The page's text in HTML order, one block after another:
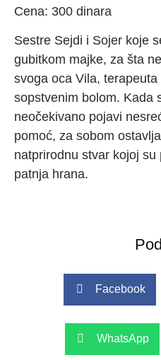
Cena: 300 dinara
Sestre Sejdi i Sojer koje
gubitkom majke, za šta
svoga oca Vila,
sopstvenim bolom. Kada
neočekivano pojavi
pomoć, za sobom
natprirodnu stvar kojoj
patnja hrana.
Facebook
WhatsApp